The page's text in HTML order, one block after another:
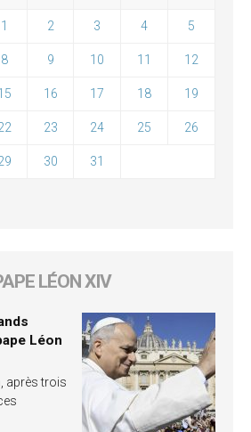
1 2 3 4 5
8 9 10 11 12
16 17 18 19
23 24 25 26
30 31
LÉON XIV
Léon
après trois